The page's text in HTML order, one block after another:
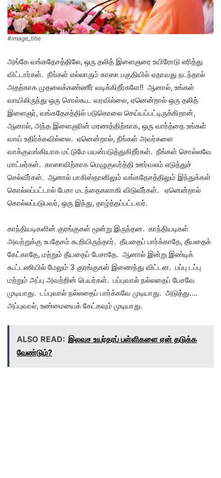
#image_title
அங்கே வங்கதேசத்திலே, ஒரு தலித் இளைஞரை உயிரோடு எரித்து
விட்டார்கள். நீங்கள் எல்லாரும் காஸா பகுதியில் ஏதாவது நடந்தால்
அதற்காக முதலைக்கண்ணீர் வடிக்கிறீர்களே!! ஆனால், உங்கள்
வாயிலிருந்து ஒரு சொல்கூட வரவில்லை, ஏனென்றால் ஒரு தலித்
இளைஞர், வங்கதேசத்தில் படுகொலை செய்யப்பட்டிருக்கிறான்,
ஆனால், அந்த இளைஞரின் மரணத்திற்காக, ஒரு வார்த்தை உங்கள்
வாய் உதிர்க்கவில்லை. ஏனென்றால், நீங்கள் அவர்களை
வாக்குவங்கியாக மட்டுமே பயன்படுத்துகிறீர்கள். நீங்கள் சொல்லவே
மாட்டீர்கள். காஸாவிற்காக மெழுகுவர்த்தி ஊர்வலம் எடுத்துச்
செல்வீர்கள். ஆனால் பாகிஸ்தானிலும் வங்கதேசத்திலும் இந்துக்கள்
கொல்லப்பட்டால் பேசா மடந்தைகளாகி விடுவீர்கள். ஏனென்றால்
கொல்லப்படுபவர், ஒரு இந்து, தாழ்த்தப்பட்டவர்.
காந்தியடிகளின் குரங்குகள் மூன்று இருந்தன. காந்தியடிகள்
அவற்றுக்கு உபதேசம் கூறியிருந்தார். தீயதைப் பார்க்காதே, தீயதைக்
கேட்காதே, மற்றும் தீயதைப் பேசாதே. ஆனால் இன்று இண்டிக்
கூட்டணியில் மேலும் 3 குரங்குகள் இணைந்து விட்டன. பப்பு டப்பு
மற்றும் அப்பு அவற்றின் பெயர்கள். பப்புவால் நல்லதைப் பேசவே
முடியாது. டப்புவால் நல்லதைப் பார்க்கவே முடியாது. அடுத்து….
அப்புவால், உண்மையைக் கேட்கவும் முடியாது.
ALSO READ: இலவச உயர்தரப் பள்ளிகளை ஏன் தடுக்க
வேண்டும்?